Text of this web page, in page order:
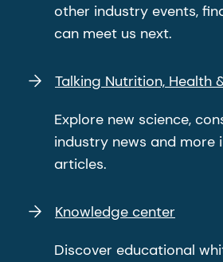
other industry events,
can meet us next.
Talking Nutrition, Health
Explore new science,
industry news and more
articles.
Knowledge center
Discover educational